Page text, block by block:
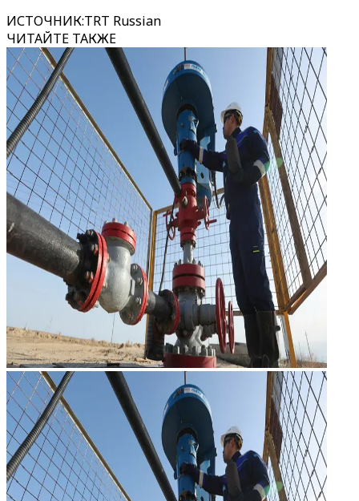
ИСТОЧНИК:TRT Russian
ЧИТАЙТЕ ТАКЖЕ